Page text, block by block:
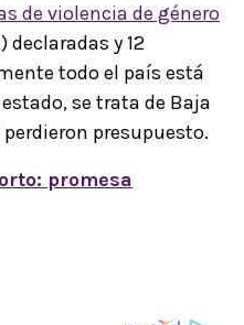
de violencia de género
declaradas y 12
todo el país está
se trata de Baja
perdieron presupuesto.
promesa